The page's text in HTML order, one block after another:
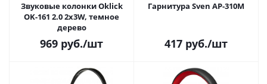
Звуковые колонки Oklick
OK-161 2.0 2x3W, темное
дерево
969 руб./шт
Гарнитура Sven AP-310M
417 руб./шт